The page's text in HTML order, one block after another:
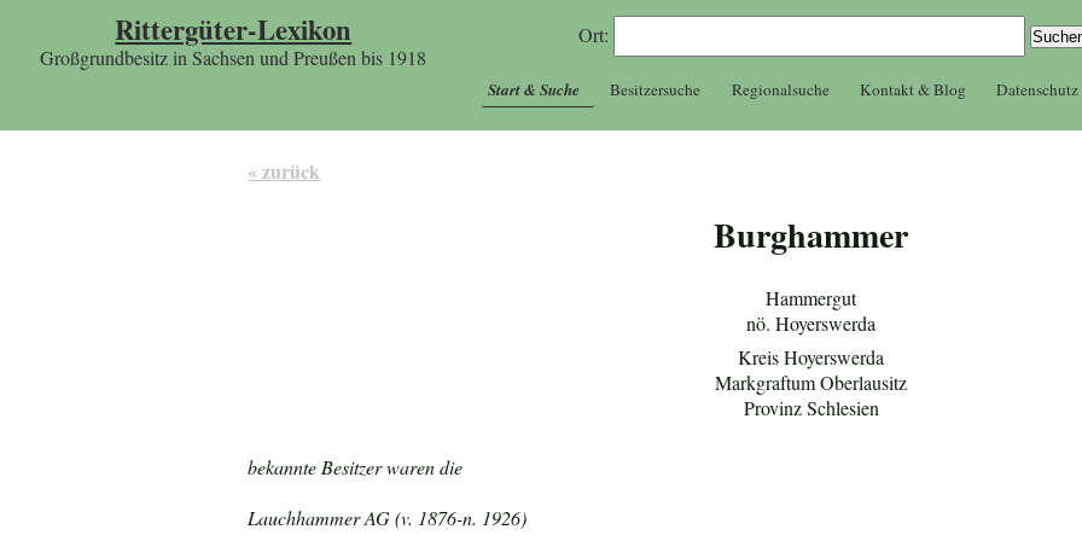
Rittergüter-Lexikon
Großgrundbesitz in Sachsen und Preußen bis 1918
Ort:
Start & Suche Besitzersuche Regionalsuche Kontakt & Blog Datenschutz
« zurück
Burghammer
Hammergut
nö. Hoyerswerda
Kreis Hoyerswerda
Markgraftum Oberlausitz
Provinz Schlesien
bekannte Besitzer waren die
Lauchhammer AG (v. 1876-n. 1926)